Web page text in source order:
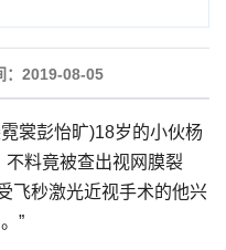
：2019-08-05
裳彭怡旷)18岁的小伙杨
不料竟被查出视网膜裂
飞秒激光近视手术的他兴
”